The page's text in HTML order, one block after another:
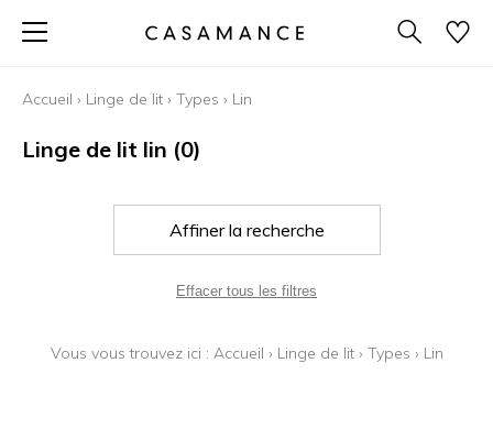
Accueil › Linge de lit › Types › Lin
Linge de lit lin (0)
Affiner la recherche
Effacer tous les filtres
Vous vous trouvez ici : Accueil › Linge de lit› Types › Lin